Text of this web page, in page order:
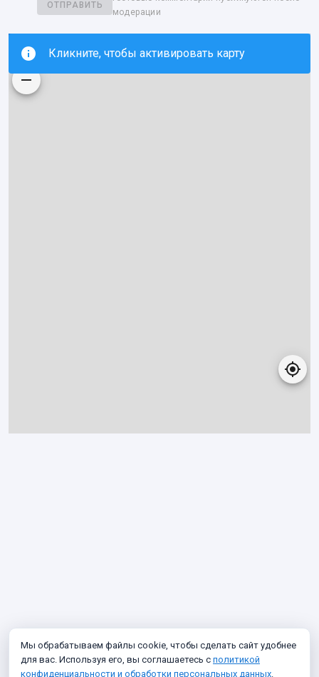
ОТПРАВИТЬ
модерации
Кликните, чтобы активировать карту
Мы обрабатываем файлы cookie, чтобы сделать сайт удобнее
для вас. Используя его, вы соглашаетесь с политикой
конфиденциальности и обработки персональных данных.